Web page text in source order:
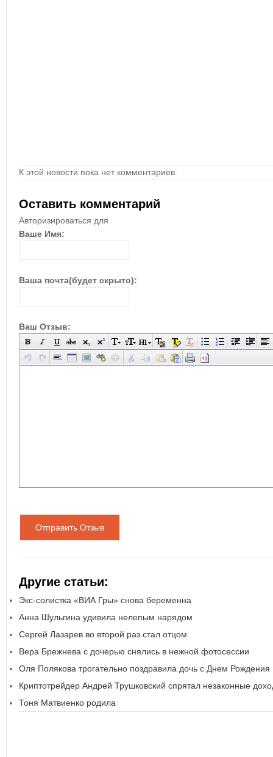
К этой новости пока нет комментариев.
Оставить комментарий
Авторизироваться для
Ваше Имя:
Ваша почта(будет скрыто):
Ваш Отзыв:
Отправить Отзыв
Другие статьи:
Экс-солистка «ВИА Гры» снова беременна
Анна Шульгина удивила нелепым нарядом
Сергей Лазарев во второй раз стал отцом
Вера Брежнева с дочерью снялись в нежной фотосессии
Оля Полякова трогательно поздравила дочь с Днем Рождения
Криптотрейдер Андрей Трушковский спрятал незаконные
Тоня Матвиенко родила